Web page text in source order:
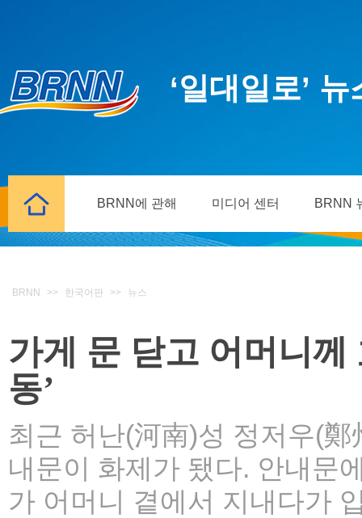
‘일대일로’
BRNN에 관해 미디어 센터 BRNN
BRNN >> 한국어판 >> 뉴스
가게 문 닫고 어머니께
동’
최근 허난(河南)성 정저우(
내문이 화제가 됐다. 안내문
가 어머니 곁에서 지내다가